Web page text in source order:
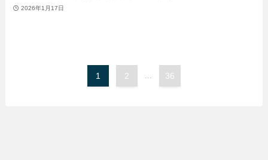
2026年1月17日
1 2 ... 36